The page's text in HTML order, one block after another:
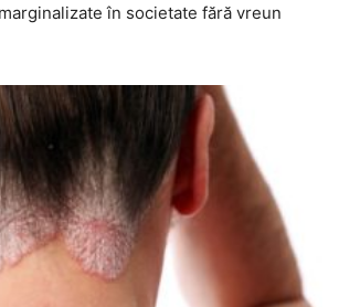
în societate fără vreun